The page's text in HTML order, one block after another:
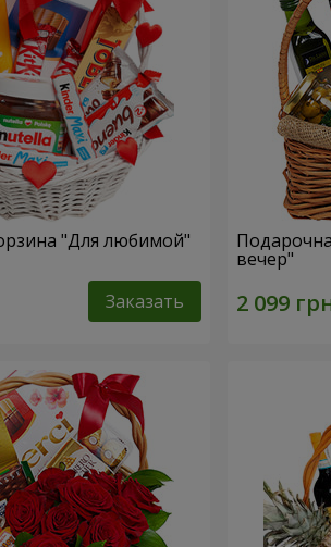
"Для любимой"
Заказать
вечер"